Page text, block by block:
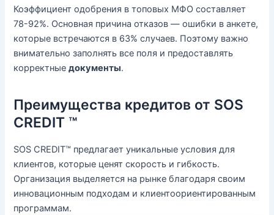
Коэффициент одобрения в топовых МФО составляет
78-92%. Основная причина отказов — ошибки в анкете,
которые встречаются в 63% случаев. Поэтому важно
внимательно заполнять все поля и предоставлять
корректныедокументы.
Преимущества кредитов от SOS
CREDIT ™
SOS CREDIT™ предлагает уникальные условия для
клиентов, которые ценят скорость и гибкость.
Организация выделяется на рынке благодаря своим
инновационным подходам и клиентоориентированным
программам.